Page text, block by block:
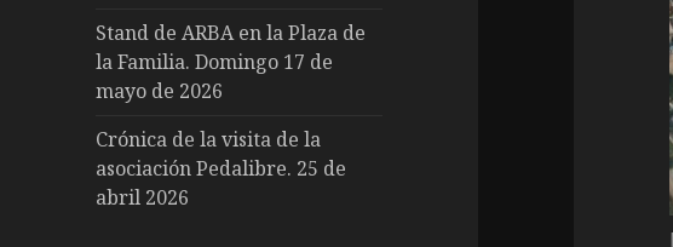
Stand de ARBA en la Plaza de
la Familia. Domingo 17 de
mayo de 2026
Crónica de la visita de la
asociación Pedalibre. 25 de
abril 2026